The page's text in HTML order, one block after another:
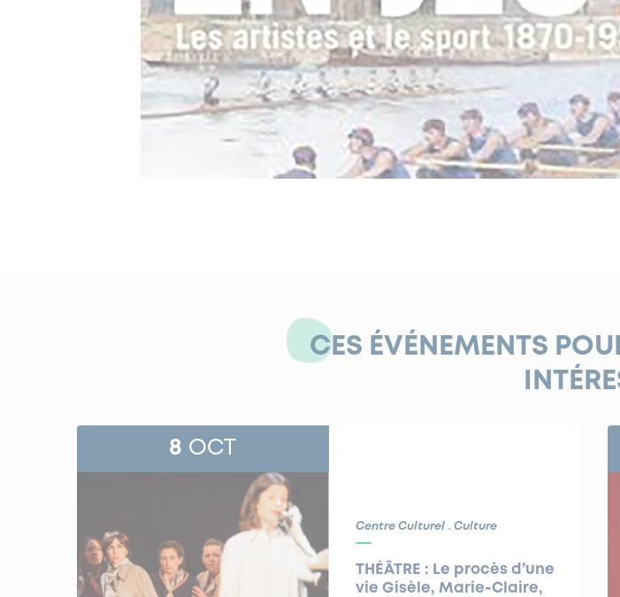
CES ÉVÉNEMENTS
8 OCT
Centre Culturel Culture
THÉÂTRE : Le procès d’une
vie Gisèle, Marie-Claire,